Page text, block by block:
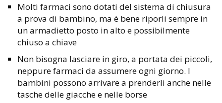
Molti farmaci sono dotati del sistema di chiusura
a prova di bambino, ma è bene riporli sempre in
un armadietto posto in alto e possibilmente
chiuso a chiave
Non bisogna lasciare in giro, a portata dei piccoli,
neppure farmaci da assumere ogni giorno. I
bambini possono arrivare a prenderli anche nelle
tasche delle giacche e nelle borse